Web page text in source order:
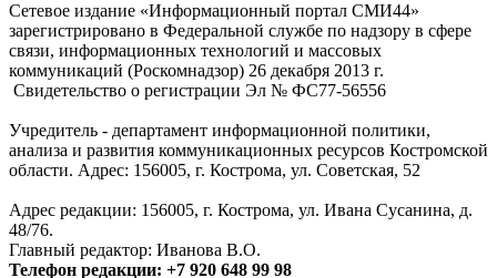
Сетевое издание «Информационный портал СМИ44»
зарегистрировано в Федеральной службе по надзору в сфере
связи, информационных технологий и массовых
коммуникаций (Роскомнадзор) 26 декабря 2013 г.
Свидетельство о регистрации Эл № ФC77-56556
Учредитель - департамент информационной политики,
анализа и развития коммуникационных ресурсов Костромской
области. Адрес: 156005, г. Кострома, ул. Советская, 52
Адрес редакции: 156005, г. Кострома, ул. Ивана Сусанина, д.
48/76.
Главный редактор: Иванова В.О.
Телефон редакции: +7 920 648 99 98